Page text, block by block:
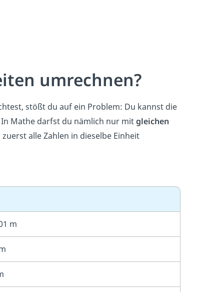
umrechnen?
stößt du auf ein Problem: Du kannst die
Mathe darfst du nämlich nur mitgleichen
alle Zahlen in dieselbe Einheit
m